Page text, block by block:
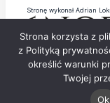
Stronę wykonał Adrian
Strona korzysta z
z Polityką
określić warunki
Twojej
Ok